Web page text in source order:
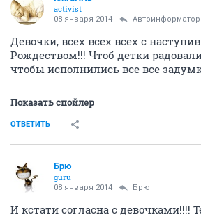
activist
08 января 2014 Автоинформатор
Девочки, всех всех всех с
Рождеством!!! Чтоб детки
чтобы исполнились все все
Показать спойлер
ОТВЕТИТЬ
Брю
guru
08 января 2014 Брю
И кстати согласна с девочками!!!!